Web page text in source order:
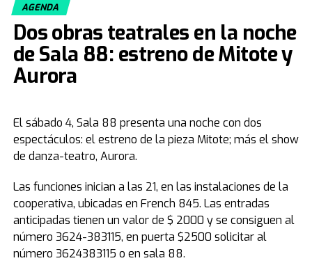
Convocatoria abierta para la última noche
En virtud de la masiva repercusión de la primera velada,
la organización prevé un marco de público aún mayor
para el cierre de este martes. Los anfitriones locales,
los Pastores Jorge y Alicia Ledesma, ratificaron que el
respuesta espiritual o de salud a no quedarse afuera.
"No seas solo un espectador. Sé parte de lo que Dios
recibir tu milagro", enfatizaron los pastores Ledesma al
cierre de la edición.
Para más información sobre el encuentro, los
interesados pueden consultar el sitio oficial instragram:
55 Años de Legado en la Formación Docente
AGENDA
Dos obras teatrales en la noche
de Sala 88: estreno de Mitote y
Aurora
El sábado 4, Sala 88 presenta una noche con dos
espectáculos: el estreno de la pieza Mitote; más el show
de danza-teatro, Aurora.
Las funciones inician a las 21, en las instalaciones de la
cooperativa, ubicadas en French 845. Las entradas
anticipadas tienen un valor de $ 2000 y se consiguen al
número 3624-383115, en puerta $2500 solicitar al
número 3624383115 o en sala 88.